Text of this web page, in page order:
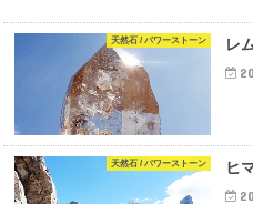
天然石 / パワーストーン レ
天然石 / パワーストーン ヒ